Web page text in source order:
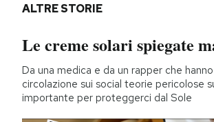
ALTRE STORIE
Le creme solari spiegate
Da una medica e da un rapper che
circolazione sui social teorie pericolose
importante per proteggerci dal Sole